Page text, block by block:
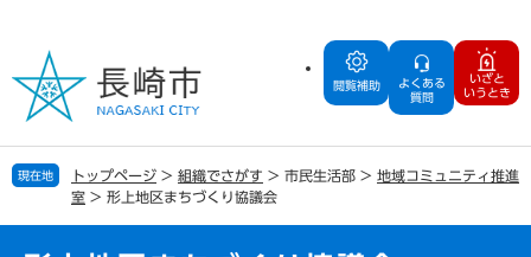
の
で
す
ー
ば
し
閲覧補助
よくある
質問
いざと
いうとき
現在地 トップページ > 組織でさがす > 市民生活部 > 地域コミュニティ推進
室 > 形上地区まちづくり協議会